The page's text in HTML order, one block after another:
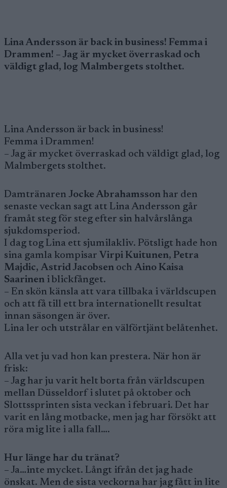
Lina Andersson är back in business! Femma i
Drammen! – Jag är mycket överraskad och
väldigt glad, log Malmbergets stolthet.
Lina Andersson är back in business!
Femma i Drammen!
– Jag är mycket överraskad och väldigt glad, log
Malmbergets stolthet.
Damtränaren Jocke Abrahamsson har den
senaste veckan sagt att Lina Andersson går
framåt steg för steg efter sin halvårslånga
sjukdomsperiod.
I dag tog Lina ett sjumilakliv. Pötsligt hade hon
sina gamla kompisar Virpi Kuitunen, Petra
Majdic, Astrid Jacobsen och Aino Kaisa
Saarinen i blickfånget.
– En skön känsla att vara tillbaka i världscupen
och att få till ett bra internationellt resultat
innan säsongen är över.
Lina ler och utstrålar en välförtjänt belåtenhet.
Alla vet ju vad hon kan prestera. När hon är
frisk:
– Jag har ju varit helt borta från världscupen
mellan Düsseldorf i slutet på oktober och
Slottssprinten sista veckan i februari. Det har
varit en lång motbacke, men jag har försökt att
röra mig lite i alla fall….
Hur länge har du tränat?
– Ja…inte mycket. Långt ifrån det jag hade
önskat. Men de sista veckorna har jag fått in lite